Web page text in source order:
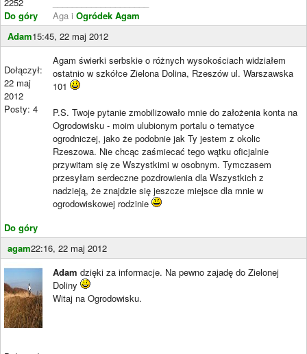
Do góry
Aga i Ogródek Agam
Adam15:45, 22 maj 2012
Dołączył:
22 maj
2012
Posty: 4
Do góry
Agam świerki serbskie o różnych wysokościach widziałem
ostatnio w szkółce Zielona Dolina, Rzeszów ul. Warszawska
101
P.S. Twoje pytanie zmobilizowało mnie do założenia konta na
Ogrodowisku - moim ulubionym portalu o tematyce
ogrodniczej, jako że podobnie jak Ty jestem z okolic
Rzeszowa. Nie chcąc zaśmiecać tego wątku oficjalnie
przywitam się ze Wszystkimi w osobnym. Tymczasem
przesyłam serdeczne pozdrowienia dla Wszystkich z
nadzieją, że znajdzie się jeszcze miejsce dla mnie w
ogrodowiskowej rodzinie
agam22:16, 22 maj 2012
Adam dzięki za informacje. Na pewno zajadę do Zielonej
Doliny
Witaj na Ogrodowisku.